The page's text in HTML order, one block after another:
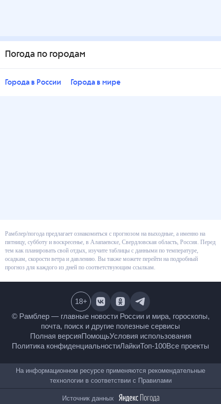
Погода по городам
Города в России Города в мире
Рамблер/погода предлагает ознакомиться с прогнозом на выходные, а
именно на пятницу, субботу и воскресенье, в Алапаевске, Свердловская
область, Россия. Перед тем как планировать свой отдых, изучите
таблицы с данными по температуре, осадкам, скорости ветра и
давлению. Вы также можете перейти на подробный прогноз для каждого
© Рамблер — главные новости России и мира,
гороскопы, почта, поиск и другие полезные сервисы
Полная версияПомощьУсловия использования
Все проекты
18+
На информационном ресурсе применяются
рекомендательные технологии в соответствии с